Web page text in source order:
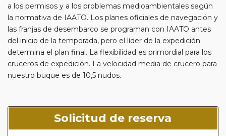
a los permisos y a los problemas medioambientales según
la normativa de IAATO. Los planes oficiales de navegación y
las franjas de desembarco se programan con IAATO antes
del inicio de la temporada, pero el líder de la expedición
determina el plan final. La flexibilidad es primordial para los
cruceros de expedición. La velocidad media de crucero para
nuestro buque es de 10,5 nudos.
Solicitud de reserva